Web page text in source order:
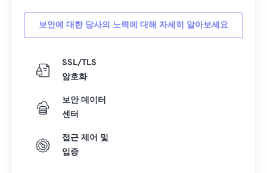
보안에 대한 당사의 노력에 대해 자세히 알아보세요
SSL/TLS
암호화
보안 데이터
센터
접근 제어 및
입증